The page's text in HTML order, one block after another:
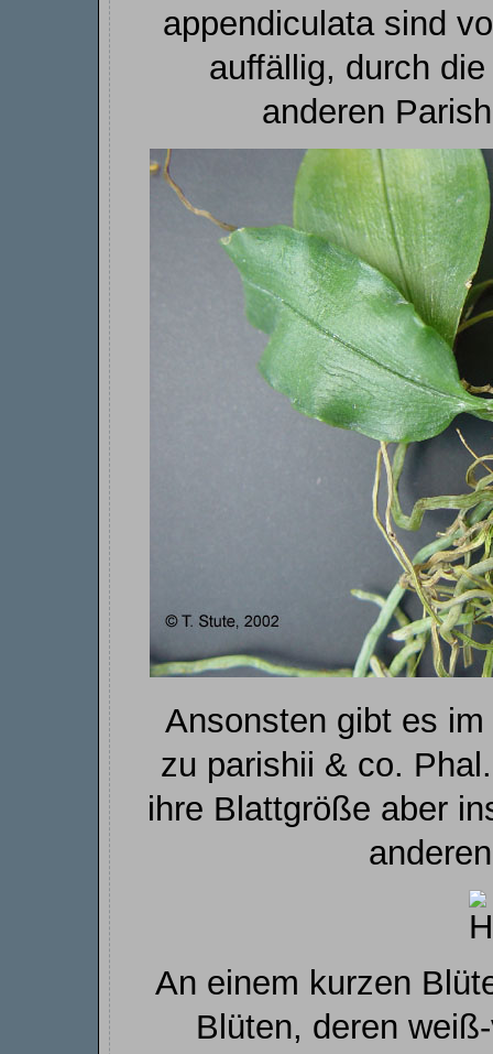
appendiculata sind
auffällig, durch
anderen
Ansonsten gibt es
zu parishii & co.
ihre Blattgröße aber
An einem kurzen
Blüten, deren